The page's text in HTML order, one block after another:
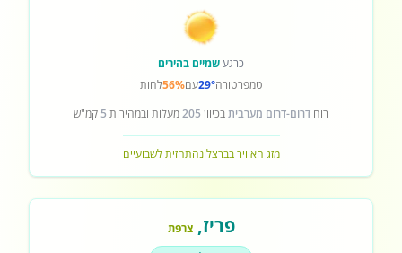
כרגעשמיים בהירים
טמפרטורה29°עם56%לחות
רוח דרום-דרום מערביתבכיוון 205מעלות ובמהירות 5 קמ"ש
מזג האוויר בברצלונהתחזית לשבועיים
פריז,צרפת